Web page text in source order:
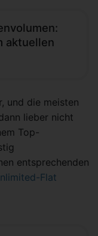
aktuellen
und die meisten
lieber nicht
Top-
entsprechenden
Flat